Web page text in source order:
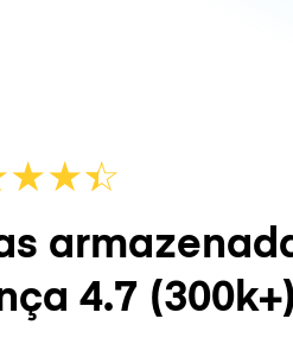
★★☆
★
4.7 (300k+)